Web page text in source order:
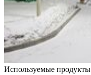
Используемые продукты